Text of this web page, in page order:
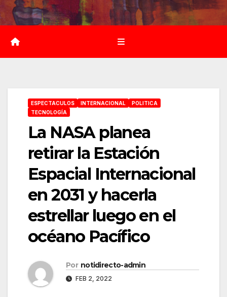
Saltar
al
contenido
ESPECTACULOS INTERNACIONAL
POLITICA
TECNOLOGÍA
La NASA planea
retirar la Estación
Espacial Internacional
en 2031 y hacerla
estrellar luego en el
océano Pacífico
Por notidirecto-admin
FEB 2, 2022